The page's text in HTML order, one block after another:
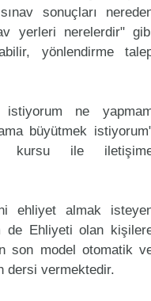
sonuçları
yerleri nerelerdir"
yönlendirme
ne
büyütmek
kursu ile
ehliyet almak
de Ehliyeti olan
son model otomatik
dersi vermektedir.